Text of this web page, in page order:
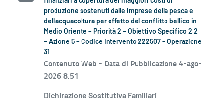
produzione sostenuti dalle imprese della pesca e
dell'acquacoltura per effetto del conflitto bellico in
Medio Oriente – Priorità 2 – Obiettivo Specifico 2.2
– Azione 5 – Codice Intervento 222507 – Operazione
31
Contenuto Web - Data di Pubblicazione 4-ago-
2026 8.51
Dichirazione Sostitutiva Familiari